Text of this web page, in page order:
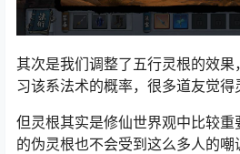
其次是我们调整了五行灵根的效
习该系法术的概率，很多道友觉得
但灵根其实是修仙世界观中比较
的伪灵根也不会受到这么多人的